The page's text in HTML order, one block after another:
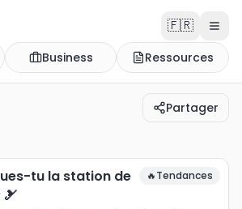
🇫🇷
Business Ressources
Partager
tu la station de ski Chamonix ? 🎿
au ski ou tu veux partager ton
tu la station de
🔥Tendances